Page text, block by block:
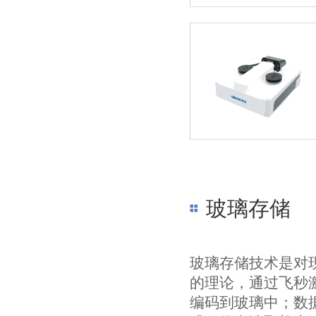
玻璃存储
玻璃存储技术是对
的理论，通过飞秒
编码到玻璃中；数